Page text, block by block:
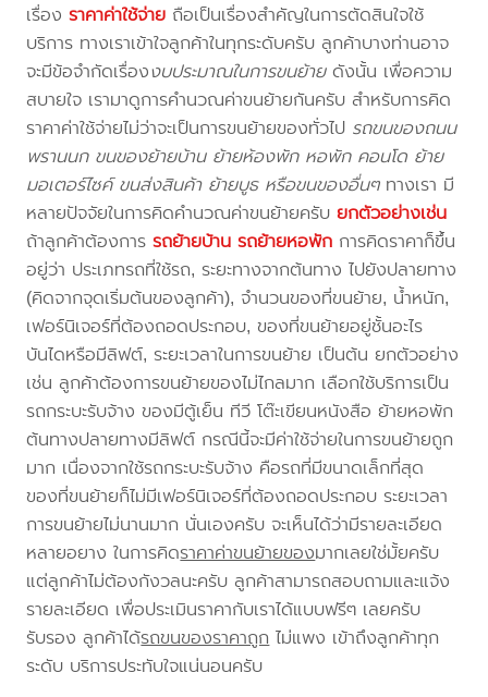
เรื่องราคาค่าใช้จ่าย ถือเป็นเรื่องสำคัญในการตัดสินใจใช้
บริการ ทางเราเข้าใจลูกค้าในทุกระดับครับ ลูกค้าบางท่านอาจ
จะมีข้อจำกัดเรื่องงบประมาณในการขนย้ายดังนั้น เพื่อความ
สบายใจ เรามาดูการคำนวณค่าขนย้ายกันครับ สำหรับการคิด
ราคาค่าใช้จ่ายไม่ว่าจะเป็นการขนย้ายของทั่วไป รถขนของถนน
พรานนก ขนของย้ายบ้าน ย้ายห้องพัก หอพัก คอนโด ย้าย
มอเตอร์ไซค์ ขนส่งสินค้า ย้ายบูธ หรือขนของอื่นๆทางเรา มี
หลายปัจจัยในการคิดคำนวณค่าขนย้ายครับยกตัวอย่างเช่น
ถ้าลูกค้าต้องการรถย้ายบ้าน รถย้ายหอพัก การคิดราคาก็ขึ้น
อยู่ว่า ประเภทรถที่ใช้รถ, ระยะทางจากต้นทาง ไปยังปลายทาง
(คิดจากจุดเริ่มต้นของลูกค้า), จำนวนของที่ขนย้าย, น้ำหนัก,
เฟอร์นิเจอร์ที่ต้องถอดประกอบ, ของที่ขนย้ายอยู่ชั้นอะไร
บันไดหรือมีลิฟต์, ระยะเวลาในการขนย้าย เป็นต้น ยกตัวอย่าง
เช่น ลูกค้าต้องการขนย้ายของไม่ไกลมาก เลือกใช้บริการเป็น
รถกระบะรับจ้าง ของมีตู้เย็น ทีวี โต๊ะเขียนหนังสือ ย้ายหอพัก
ต้นทางปลายทางมีลิฟต์ กรณีนี้จะมีค่าใช้จ่ายในการขนย้ายถูก
มาก เนื่องจากใช้รถกระบะรับจ้าง คือรถที่มีขนาดเล็กที่สุด
ของที่ขนย้ายก็ไม่มีเฟอร์นิเจอร์ที่ต้องถอดประกอบ ระยะเวลา
การขนย้ายไม่นานมาก นั่นเองครับ จะเห็นได้ว่ามีรายละเอียด
หลายอยาง ในการคิดราคาค่าขนย้ายของมากเลยใช่มั้ยครับ
แต่ลูกค้าไม่ต้องกังวลนะครับ ลูกค้าสามารถสอบถามและแจ้ง
รายละเอียด เพื่อประเมินราคากับเราได้แบบฟรีๆ เลยครับ
รับรอง ลูกค้าได้รถขนของราคาถูกไม่แพง เข้าถึงลูกค้าทุก
ระดับ บริการประทับใจแน่นอนครับ